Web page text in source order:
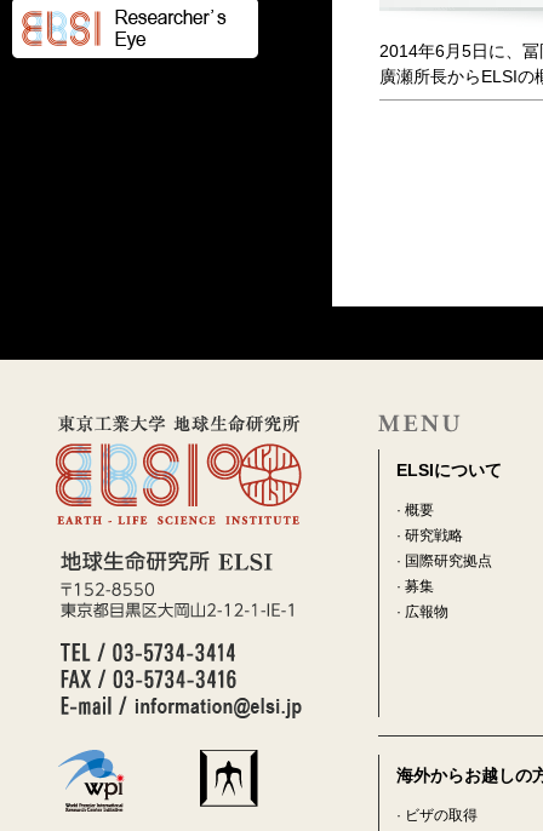
2014年6月5日に、
廣瀬所長からELSI
ELSIについて
· 概要
· 研究戦略
· 国際研究拠点
· 募集
· 広報物
海外からお越しの
· ビザの取得